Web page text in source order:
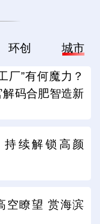
环创 城市
厂”有何魔力？
码合肥智造新
续解锁高颜
空瞭望 赏海滨